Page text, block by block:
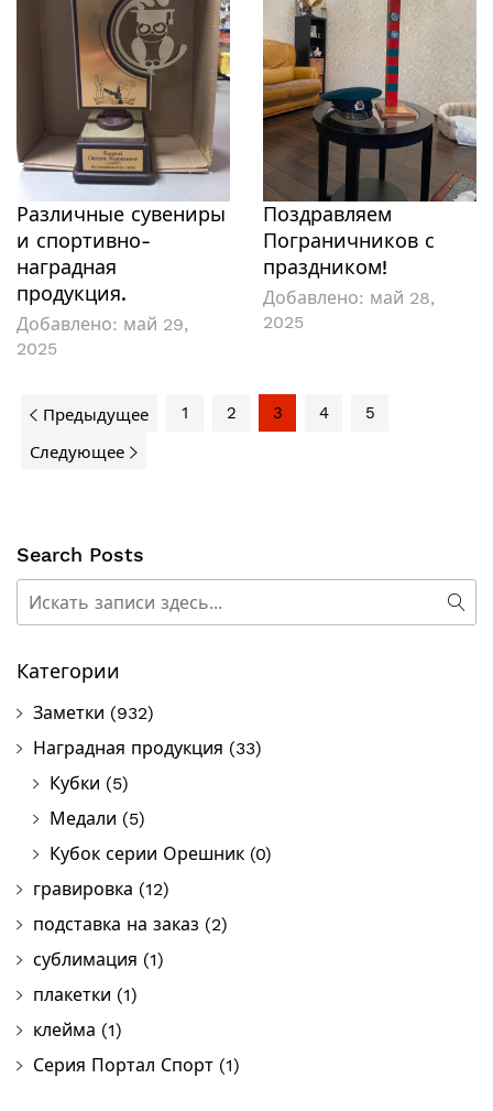
Различные сувениры
и спортивно-
наградная
продукция.
Добавлено: май 29,
2025
Поздравляем
Пограничников с
праздником!
Добавлено: май 28,
2025
Предыдущее 1 2 3 4
5
Следующее
Search Posts
Категории
Заметки (932)
Наградная продукция (33)
Кубки (5)
Медали (5)
Кубок серии Орешник (0)
гравировка (12)
подставка на заказ (2)
сублимация (1)
плакетки (1)
клейма (1)
Серия Портал Спорт (1)